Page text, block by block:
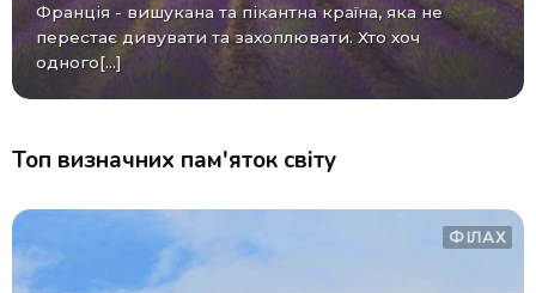
Франція - вишукана та пікантна країна, яка не
перестає дивувати та захоплювати. Хто хоч
одного[...]
Топ визначних пам'яток світу
ФІЛАХ